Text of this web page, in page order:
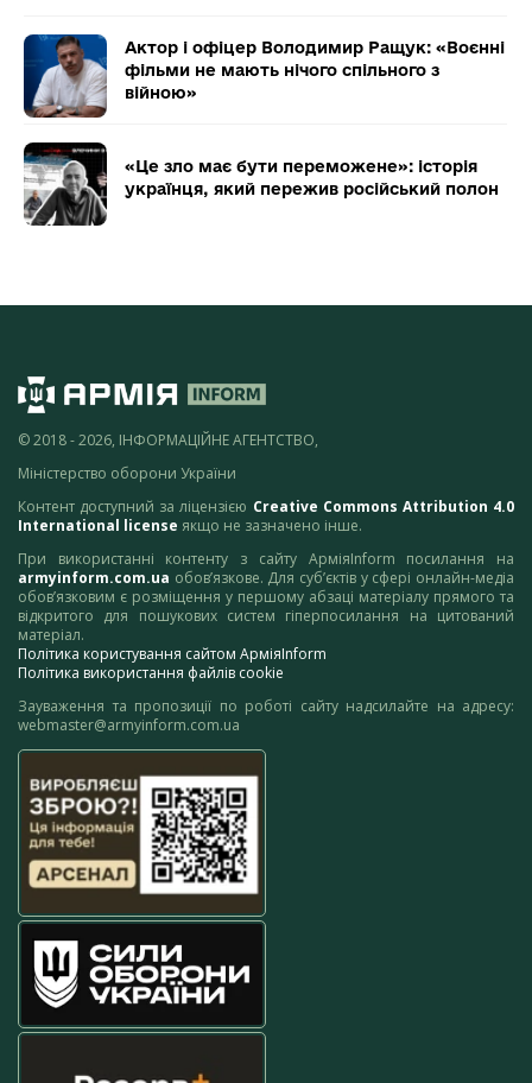
Актор і офіцер Володимир Ращук: «Воєнні
фільми не мають нічого спільного з
війною»
«Це зло має бути переможене»: історія
українця, який пережив російський полон
© 2018 - 2026, ІНФОРМАЦІЙНЕ АГЕНТСТВО,
Міністерство оборони України
Контент доступний за ліцензією Creative Commons Attribution 4.0
International license якщо не зазначено інше.
При використанні контенту з сайту АрміяInform посилання на
armyinform.com.ua обов’язкове. Для суб’єктів у сфері онлайн-медіа
обов’язковим є розміщення у першому абзаці матеріалу прямого та
відкритого для пошукових систем гіперпосилання на цитований
матеріал.
Політика користування сайтом АрміяInform
Політика використання файлів cookie
Зауваження та пропозиції по роботі сайту надсилайте на адресу:
webmaster@armyinform.com.ua